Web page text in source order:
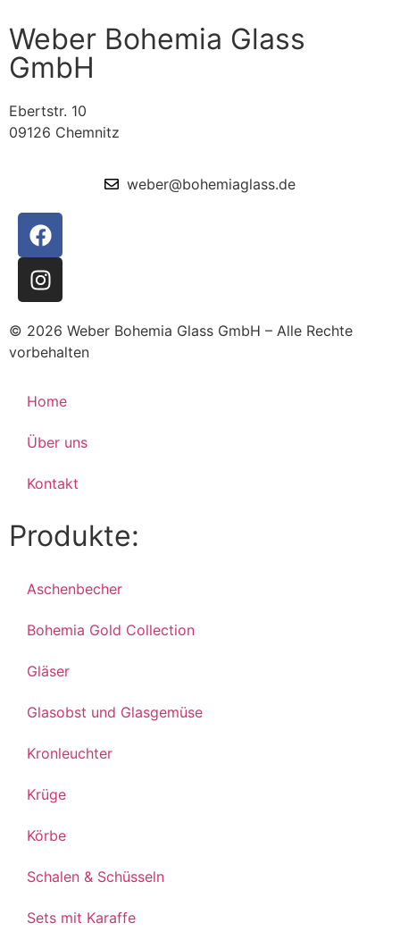
Weber Bohemia Glass
GmbH
Ebertstr. 10
09126 Chemnitz
weber@bohemiaglass.de
© 2026 Weber Bohemia Glass GmbH – Alle Rechte
vorbehalten
Home
Über uns
Kontakt
Produkte:
Aschenbecher
Bohemia Gold Collection
Gläser
Glasobst und Glasgemüse
Kronleuchter
Krüge
Körbe
Schalen & Schüsseln
Sets mit Karaffe